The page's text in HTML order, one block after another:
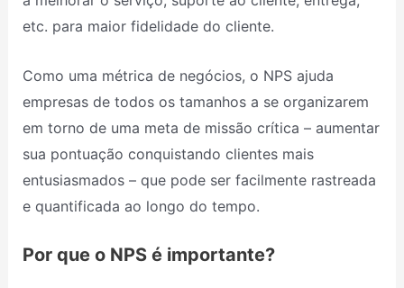
etc. para maior fidelidade do cliente.
Como uma métrica de negócios, o NPS ajuda
empresas de todos os tamanhos a se organizarem
em torno de uma meta de missão crítica – aumentar
sua pontuação conquistando clientes mais
entusiasmados – que pode ser facilmente rastreada
e quantificada ao longo do tempo.
Por que o NPS é importante?